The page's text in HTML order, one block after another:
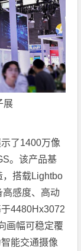
展
了1400万像
。该产品基
搭载Lightbo
感度、高动
4480Hx3072
画幅可稳定覆
能交通摄像